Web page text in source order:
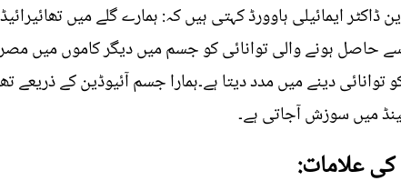
ڈاکٹر ایمائیلی ہاوورڈ کہتی ہیں کہ: ہمارے گلے میں
حاصل ہونے والی توانائی کو جسم میں دیگر کاموں میں
توانائی دینے میں مدد دیتا ہے۔ہمارا جسم آئیوڈین کے ذریعے
میں سوزش آجاتی ہے۔
کی علامات: